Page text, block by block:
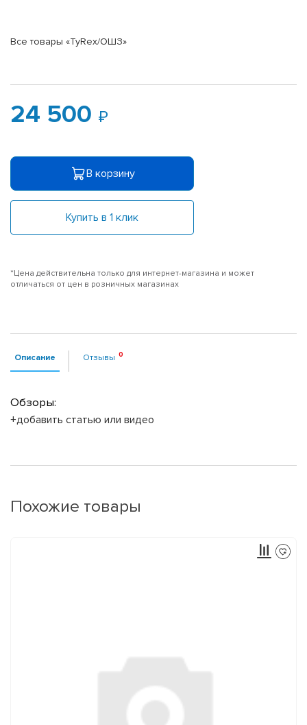
Все товары «TyRex/ОШЗ»
24 500
В корзину
Купить в 1 клик
*Цена действительна только для интернет-магазина и может
отличаться от цен в розничных магазинах
Описание Отзывы
Обзоры:
+добавить статью или видео
Похожие товары